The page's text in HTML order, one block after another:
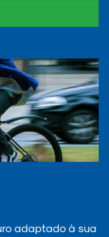
adaptado à sua